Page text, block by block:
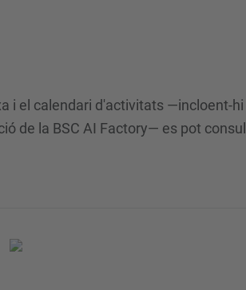
i el calendari d'activitats —incloent-
de la BSC AI Factory— es pot